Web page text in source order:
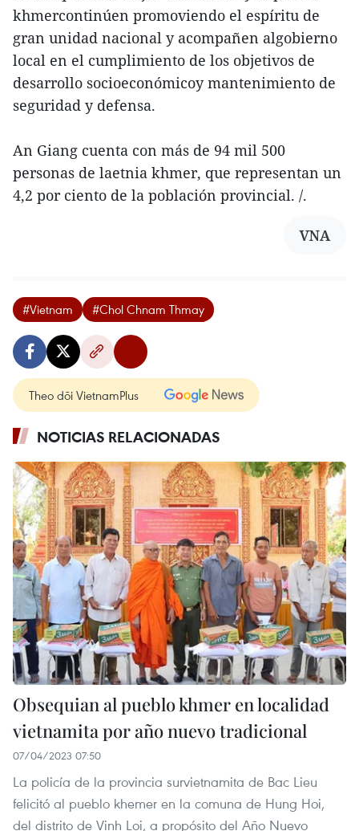
khmercontinúen promoviendo el espíritu de
gran unidad nacional y acompañen algobierno
local en el cumplimiento de los objetivos de
desarrollo socioeconómicoy mantenimiento de
seguridad y defensa.
An Giang cuenta con más de 94 mil 500
personas de laetnia khmer, que representan un
4,2 por ciento de la población provincial. /.
VNA
#Vietnam #Chol Chnam Thmay
Theo dõi VietnamPlus
NOTICIAS RELACIONADAS
Obsequian al pueblo khmer en localidad
vietnamita por año nuevo tradicional
07/04/2023 07:50
La policía de la provincia survietnamita de Bac Lieu
felicitó al pueblo khemer en la comuna de Hung Hoi,
del distrito de Vinh Loi, a propósito del Año Nuevo